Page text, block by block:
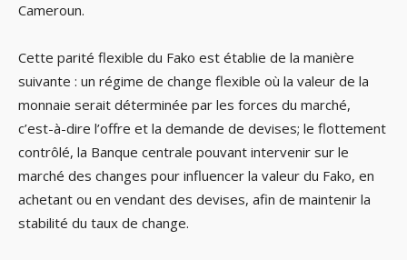
Cameroun.
Cette parité flexible du Fako est établie de la manière
suivante : un régime de change flexible où la valeur de la
monnaie serait déterminée par les forces du marché,
c’est-à-dire l’offre et la demande de devises; le flottement
contrôlé, la Banque centrale pouvant intervenir sur le
marché des changes pour influencer la valeur du Fako, en
achetant ou en vendant des devises, afin de maintenir la
stabilité du taux de change.